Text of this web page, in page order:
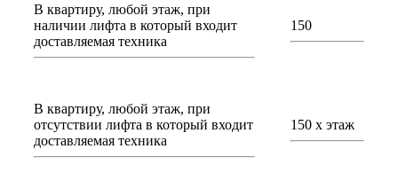
В квартиру, любой этаж, при
наличии лифта в который входит
доставляемая техника
150
В квартиру, любой этаж, при
отсутствии лифта в который входит
доставляемая техника
150 х этаж